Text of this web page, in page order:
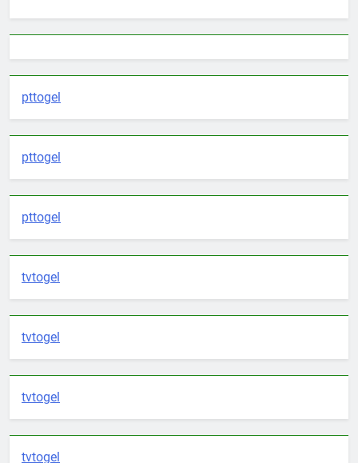
pttogel
pttogel
pttogel
tvtogel
tvtogel
tvtogel
tvtogel